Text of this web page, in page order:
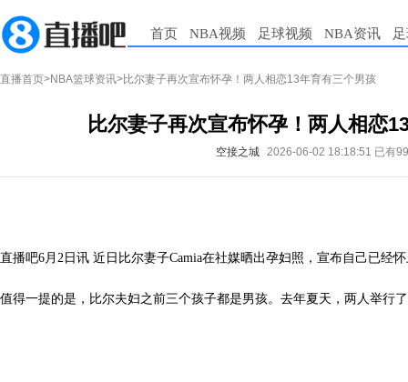
首页 NBA视频 足球视频 NBA资讯
直播首页>NBA篮球资讯>比尔妻子再次宣布怀孕！两人相恋13年育有三个男孩
比尔妻子再次宣布怀孕！两人相恋
空接之城 2026-06-02 18:18:51 已有
直播吧6月2日讯 近日比尔妻子Camia在社媒晒出孕妇照，宣布自己已经
值得一提的是，比尔夫妇之前三个孩子都是男孩。去年夏天，两人举行